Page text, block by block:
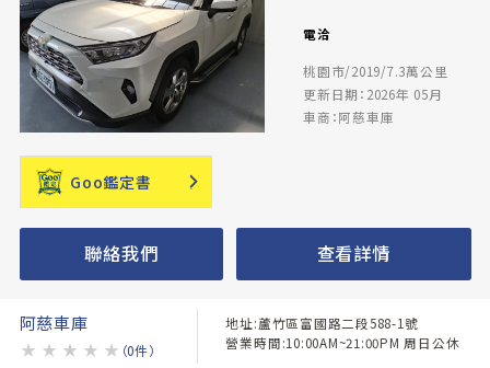
電洽
桃園市/2019/7.3萬公里
更新日期：2026年 05月
車商：阿慈車庫
Goo鑑定書
聯絡我們 查看詳情
阿慈車庫
★ ★ ★ ★ ★ （0件）
地址:蘆竹區富國路二段588-1號
營業時間:10:00AM~21:00PM 周日公休